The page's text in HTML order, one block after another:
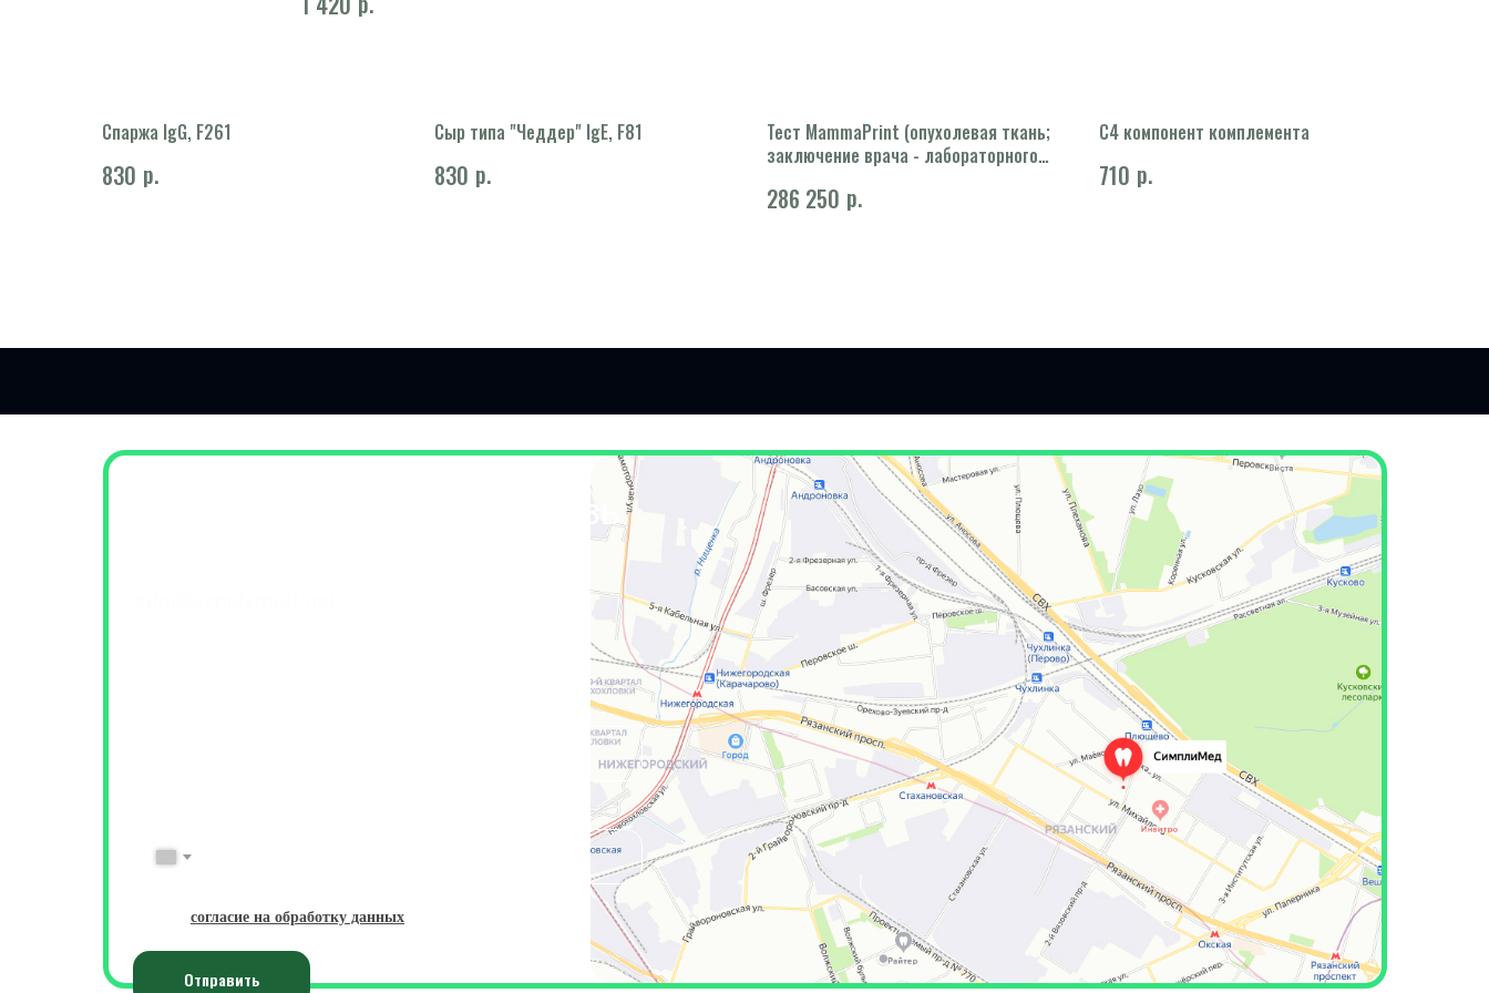
Спаржа IgG, F261
830 р.
Сыр типа "Чеддер" IgE, F81
830 р.
Тест MammaPrint (опухолевая ткань;
заключение врача - лабораторного
отчету)
286 250 р.
С4 компонент комплемента
710 р.
согласие на обработку данных
Отправить